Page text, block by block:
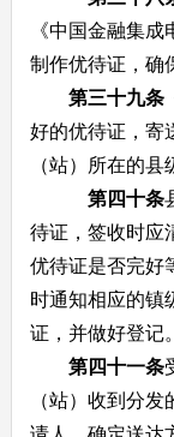
《中国金融集
制作优待证，确
第三十九条
好的优待证，寄
（站）所在的县
第四十条
待证，签收时应
优待证是否完好
时通知相应的镇
证，并做好登记。
第四十一条
（站）收到分